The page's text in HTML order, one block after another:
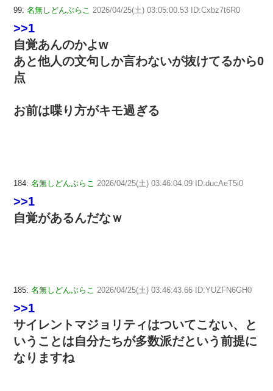
99: 名無しどんぶらこ 2026/04/25(土) 03:05:00.53 ID:Cxbz7t6R0
>>1
自覚あんのかよw
あと他人の文句しか言わないが抜けてるから0
点
お前は喋り方がキモ過ぎる
184: 名無しどんぶらこ 2026/04/25(土) 03:46:04.09 ID:ducAeT5i0
>>1
自覚があるんだなｗ
185: 名無しどんぶらこ 2026/04/25(土) 03:46:43.66 ID:YUZFN6GH0
>>1
サイレントマジョリティはついてこない、と
いうことは自分たちが多数派だという前提に
なりますね